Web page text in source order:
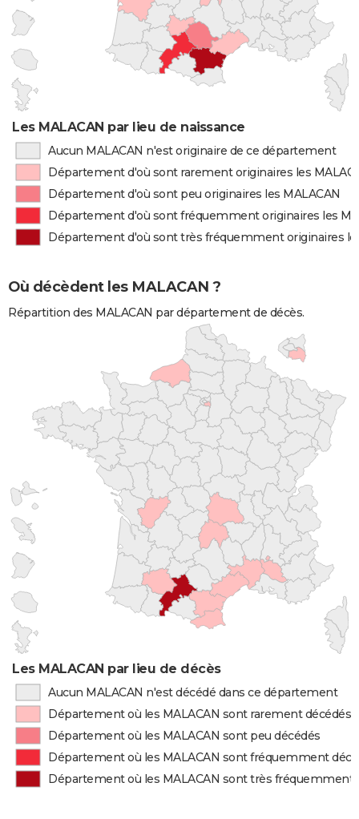
Les MALACAN par lieu de naissance
Aucun MALACAN n'est originaire de ce département
Département d'où sont rarement originaires les
Département d'où sont peu originaires les MALACAN
Département d'où sont fréquemment originaires les
Département d'où sont très fréquemment originaires
Où décèdent les MALACAN ?
Répartition des MALACAN par département de décès.
Les MALACAN par lieu de décès
Aucun MALACAN n'est décédé dans ce département
Département où les MALACAN sont rarement décédés
Département où les MALACAN sont peu décédés
Département où les MALACAN sont fréquemment
Département où les MALACAN sont très fréquemment